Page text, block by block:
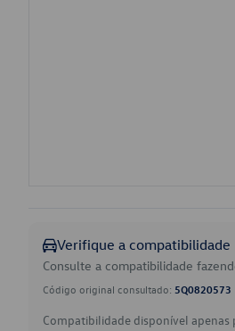
Verifique a compatibilidade
Consulte a compatibilidade
Código original consultado: 5Q0820573
Compatibilidade disponível apenas